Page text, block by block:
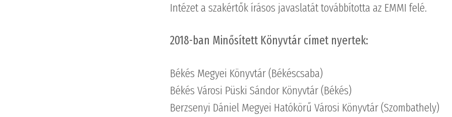
Intézet a szakértők írásos javaslatát továbbította az EMMI felé.
2018-ban Minősített Könyvtár címet nyertek:
Békés Megyei Könyvtár (Békéscsaba)
Békés Városi Püski Sándor Könyvtár (Békés)
Berzsenyi Dániel Megyei Hatókörű Városi Könyvtár (Szombathely)